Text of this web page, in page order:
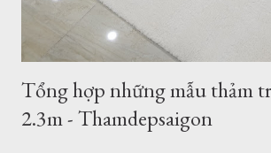
thảm lông xù bán t...
Tổng hợp những mẫu thảm
2.3m - Thamdepsaigon